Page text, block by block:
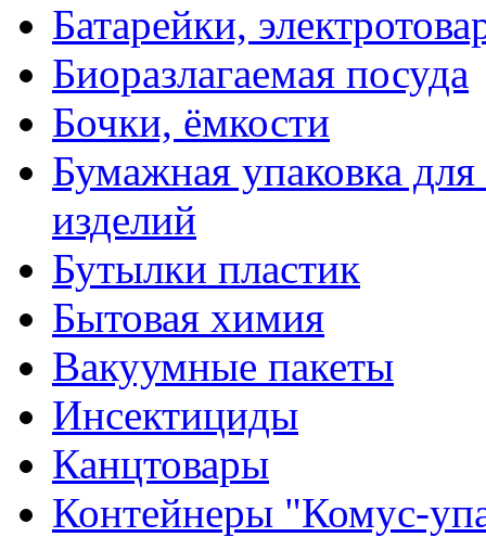
Батарейки,
Биоразлагаемая посуда
Бочки, ёмкости
Бумажная упаковка
изделий
Бутылки пластик
Бытовая химия
Вакуумные пакеты
Инсектициды
Канцтовары
Контейнеры "Комус-